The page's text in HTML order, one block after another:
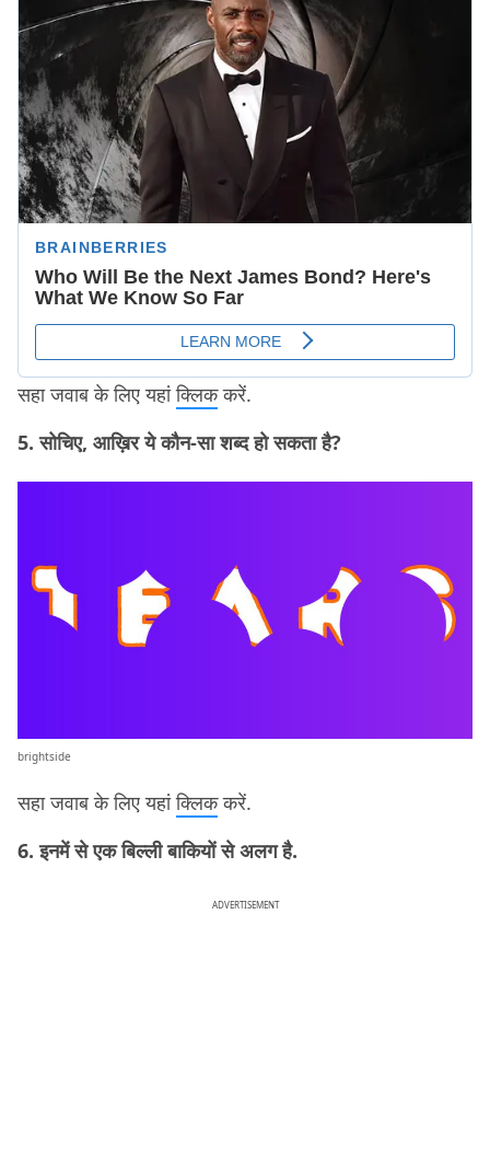
सहा जवाब के लिए यहांक्लिककरें.
5. सोचिए, आख़िर ये कौन-सा शब्द हो सकता है?
brightside
सहा जवाब के लिए यहांक्लिककरें.
6. इनमें से एक बिल्ली बाकियों से अलग है.
ADVERTISEMENT